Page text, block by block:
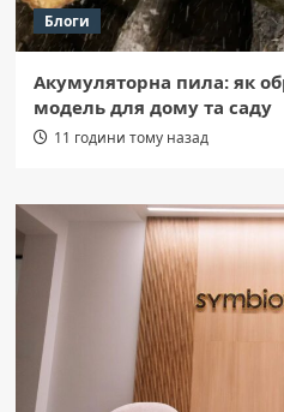
Блоги
Акумуляторна пила: як
модель для дому та саду
11 години тому назад